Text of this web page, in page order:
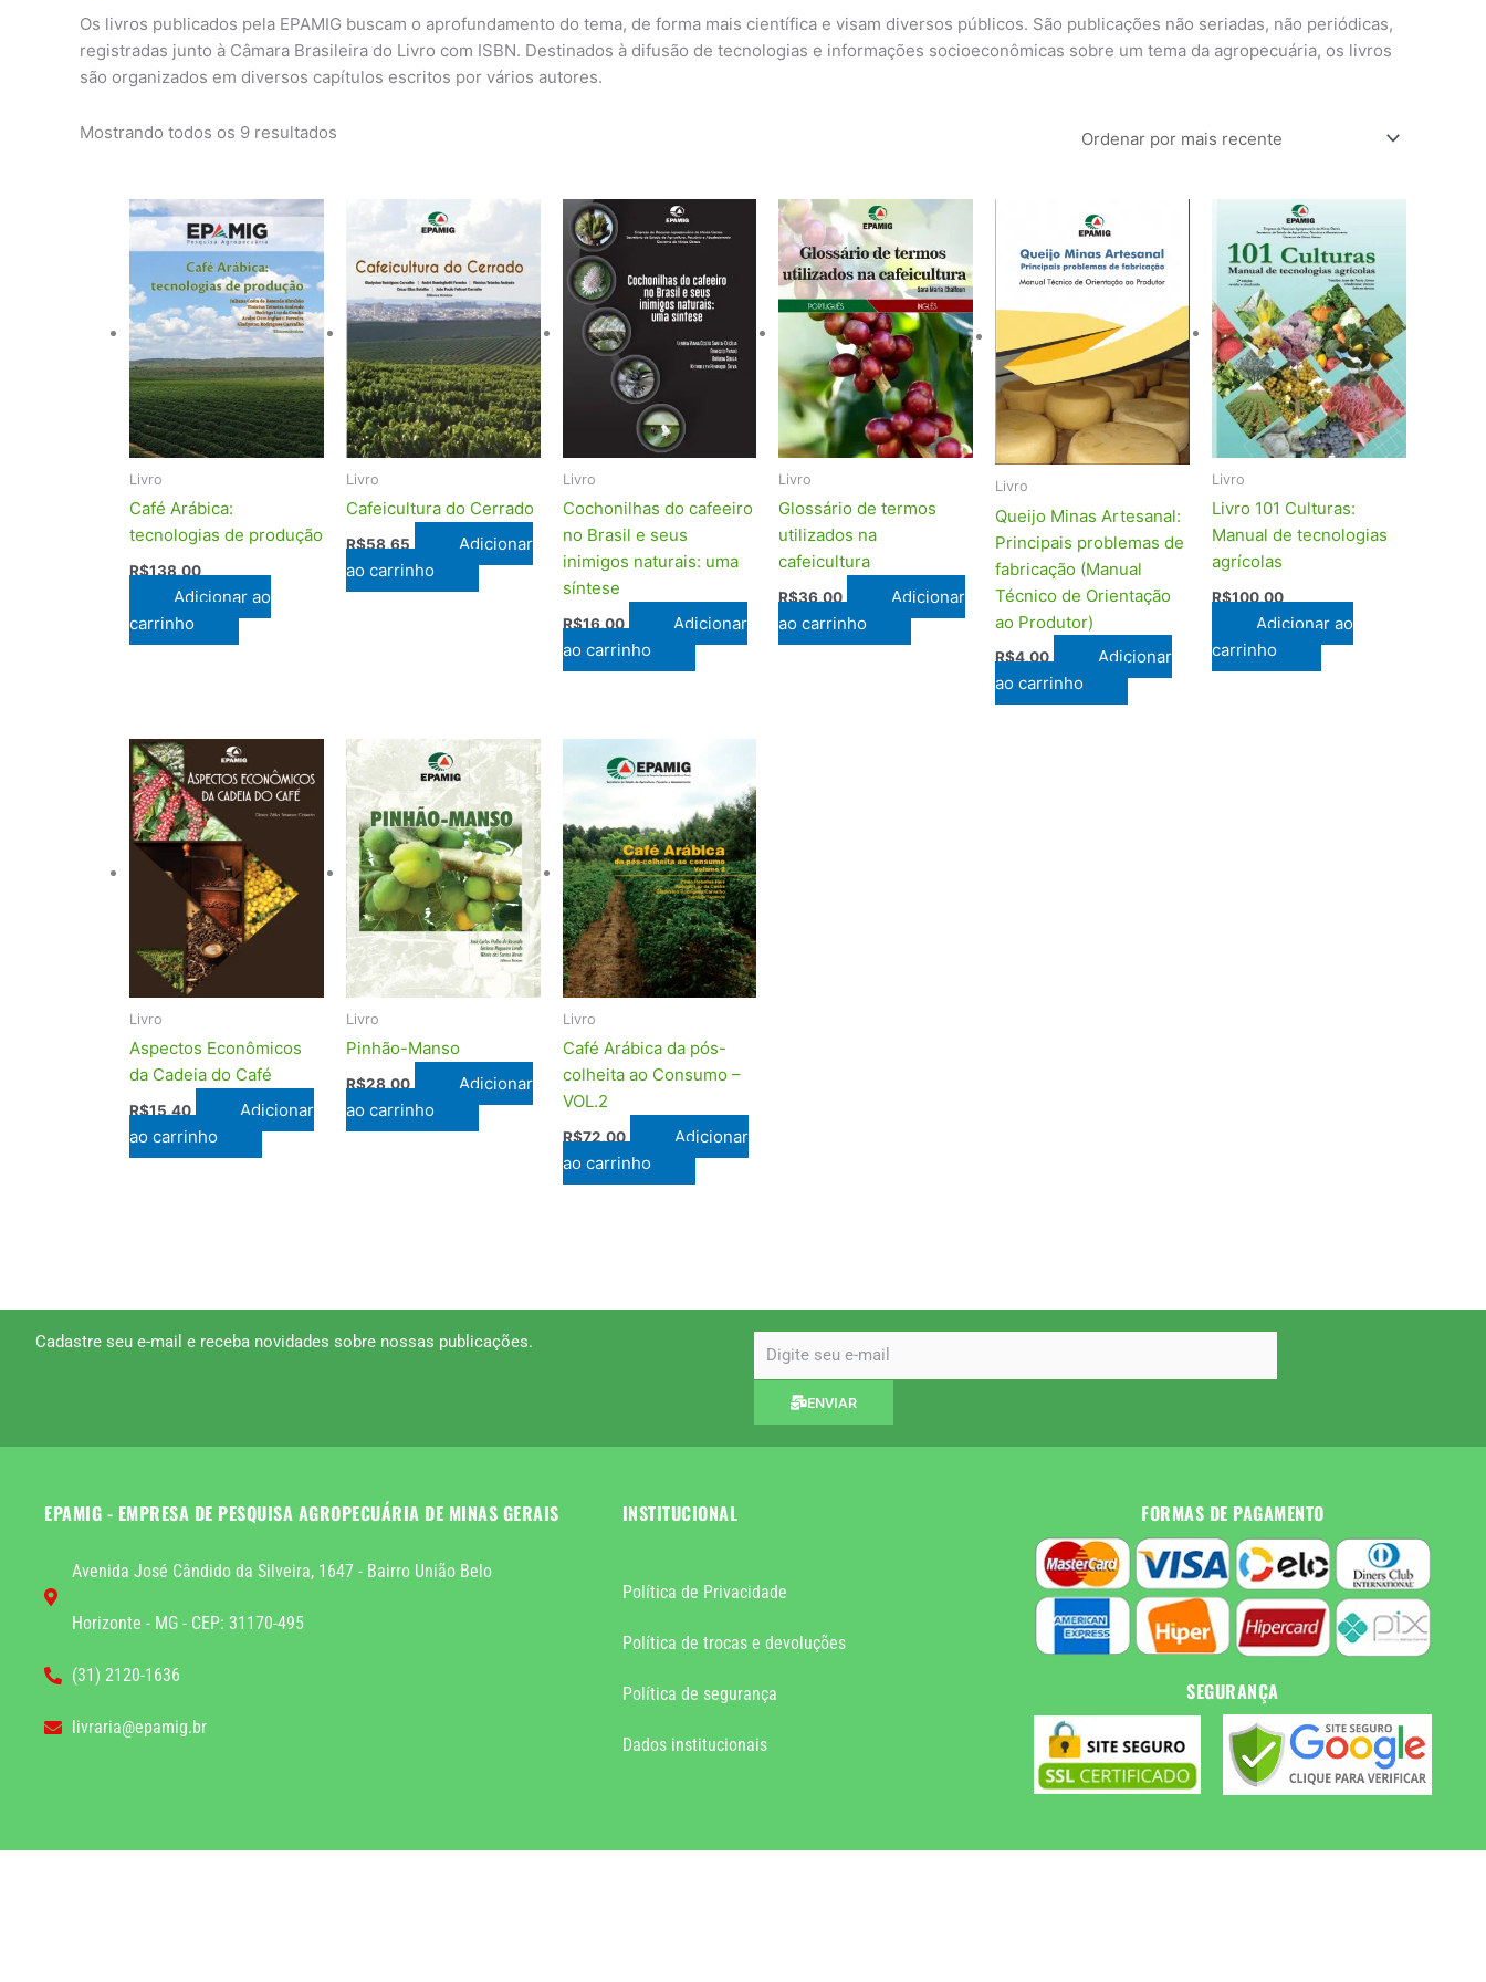
Os livros publicados pela EPAMIG buscam o aprofundamento do tema, de forma mais científica e visam diversos públicos. São publicações não seriadas, não periódicas,
registradas junto à Câmara Brasileira do Livro com ISBN. Destinados à difusão de tecnologias e informações socioeconômicas sobre um tema da agropecuária, os livros
são organizados em diversos capítulos escritos por vários autores.
Mostrando todos os 9 resultados
recente
Livro
Café Arábica:
tecnologias de produção
R$138,00
Adicionar ao
carrinho
Livro
Cafeicultura do Cerrado
R$58,65
Adicionar
ao carrinho
Livro
Cochonilhas do cafeeiro
no Brasil e seus
inimigos naturais: uma
síntese
R$16,00
Adicionar
ao carrinho
Livro
Glossário de termos
utilizados na
cafeicultura
R$36,00
Adicionar
ao carrinho
Livro
Queijo Minas Artesanal:
Principais problemas de
fabricação (Manual
Técnico de Orientação
ao Produtor)
R$4,00
Adicionar
ao carrinho
Livro
Livro 101 Culturas:
Manual de tecnologias
agrícolas
R$100,00
Adicionar ao
carrinho
Livro
Aspectos Econômicos
da Cadeia do Café
R$15,40
Adicionar
ao carrinho
Livro
Pinhão-Manso
R$28,00
Adicionar
ao carrinho
Livro
Café Arábica da pós-
colheita ao Consumo –
VOL.2
R$72,00
Adicionar
ao carrinho
Cadastre seu e-mail e receba novidades sobre nossas publicações. email
ENVIAR
EPAMIG - EMPRESA DE PESQUISA AGROPECUÁRIA DE MINAS GERAIS
Avenida José Cândido da Silveira, 1647 - Bairro União Belo
Horizonte - MG - CEP: 31170-495
(31) 2120-1636
livraria@epamig.br
INSTITUCIONAL
Política de Privacidade
Política de trocas e devoluções
Política de segurança
Dados institucionais
FORMAS DE PAGAMENTO
SEGURANÇA